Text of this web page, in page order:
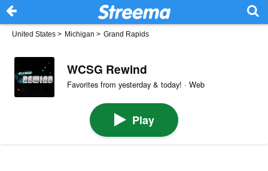
United States > Michigan > Grand Rapids
WCSG Rewind
Favorites from yesterday & today! · Web
Play